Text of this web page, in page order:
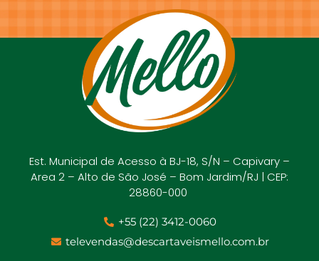
Est. Municipal de Acesso à BJ-18, S/N – Capivary –
Area 2 – Alto de São José – Bom Jardim/RJ | CEP:
28860-000
+55 (22) 3412-0060
televendas@descartaveismello.com.br